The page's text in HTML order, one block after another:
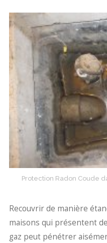
Protection Radon Coude
Recouvrir de manière
maisons qui présentent
gaz peut pénétrer